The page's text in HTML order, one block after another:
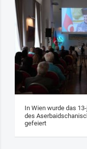
In Wien wurde das
des
gefeiert